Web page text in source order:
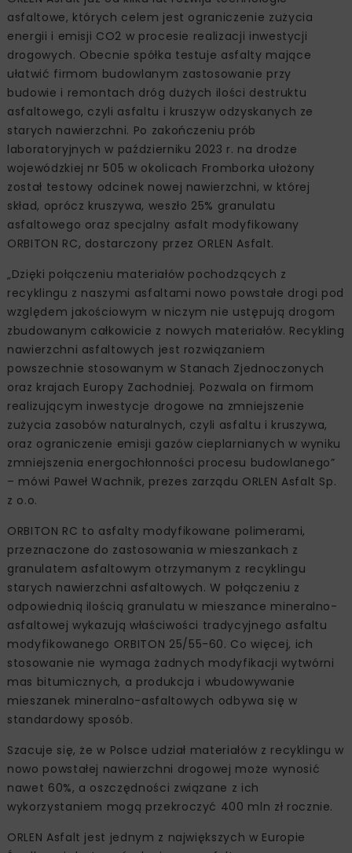
asfaltowe, których celem jest ograniczenie zużycia
energii i emisji CO2 w procesie realizacji inwestycji
drogowych. Obecnie spółka testuje asfalty mające
ułatwić firmom budowlanym zastosowanie przy
budowie i remontach dróg dużych ilości destruktu
asfaltowego, czyli asfaltu i kruszyw odzyskanych ze
starych nawierzchni. Po zakończeniu prób
laboratoryjnych w październiku 2023 r. na drodze
wojewódzkiej nr 505 w okolicach Fromborka ułożony
został testowy odcinek nowej nawierzchni, w której
skład, oprócz kruszywa, weszło 25% granulatu
asfaltowego oraz specjalny asfalt modyfikowany
ORBITON RC, dostarczony przez ORLEN Asfalt.
„Dzięki połączeniu materiałów pochodzących z
recyklingu z naszymi asfaltami nowo powstałe drogi pod
względem jakościowym w niczym nie ustępują drogom
zbudowanym całkowicie z nowych materiałów. Recykling
nawierzchni asfaltowych jest rozwiązaniem
powszechnie stosowanym w Stanach Zjednoczonych
oraz krajach Europy Zachodniej. Pozwala on firmom
realizującym inwestycje drogowe na zmniejszenie
zużycia zasobów naturalnych, czyli asfaltu i kruszywa,
oraz ograniczenie emisji gazów cieplarnianych w wyniku
zmniejszenia energochłonności procesu budowlanego”
– mówi Paweł Wachnik, prezes zarządu ORLEN Asfalt Sp.
z o.o.
ORBITON RC to asfalty modyfikowane polimerami,
przeznaczone do zastosowania w mieszankach z
granulatem asfaltowym otrzymanym z recyklingu
starych nawierzchni asfaltowych. W połączeniu z
odpowiednią ilością granulatu w mieszance mineralno-
asfaltowej wykazują właściwości tradycyjnego asfaltu
modyfikowanego ORBITON 25/55-60. Co więcej, ich
stosowanie nie wymaga żadnych modyfikacji wytwórni
mas bitumicznych, a produkcja i wbudowywanie
mieszanek mineralno-asfaltowych odbywa się w
standardowy sposób.
Szacuje się, że w Polsce udział materiałów z recyklingu w
nowo powstałej nawierzchni drogowej może wynosić
nawet 60%, a oszczędności związane z ich
wykorzystaniem mogą przekroczyć 400 mln zł rocznie.
ORLEN Asfalt jest jednym z największych w Europie